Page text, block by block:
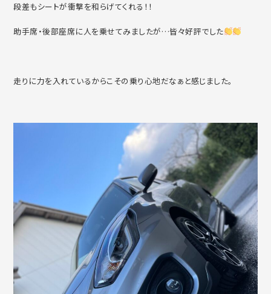
段差もシートが衝撃を和らげてくれる！！
助手席・後部座席に人を乗せてみましたが…皆々好評でした
走りに力を入れているからこその乗り心地だなぁと感じました。